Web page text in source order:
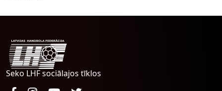
Seko LHF sociālajos tīklos